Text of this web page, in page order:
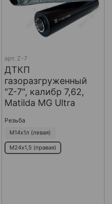
арт. Z-7
ДТКП
газоразгруженный
"Z-7", калибр 7,62,
Matilda MG Ultra
Резьба
М14х1л (левая)
М24х1,5 (правая)